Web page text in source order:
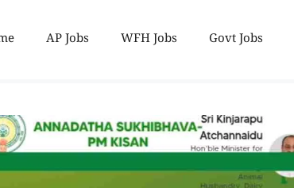
AP Jobs WFH Jobs Govt Jobs